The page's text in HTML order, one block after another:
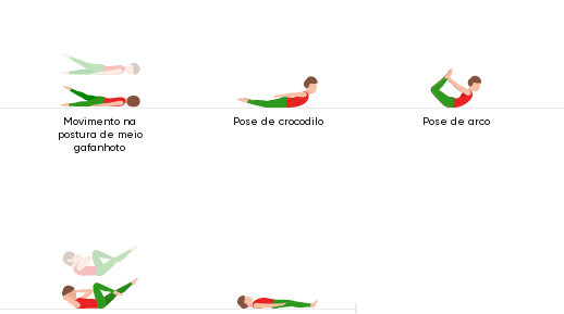
Movimento na
postura de meio
gafanhoto
Pose de crocodilo Pose de arco